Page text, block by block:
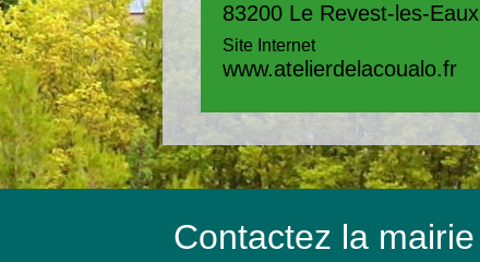
83200 Le Revest-les-Eaux
Site Internet
www.atelierdelacoualo.fr
Contactez la mairie